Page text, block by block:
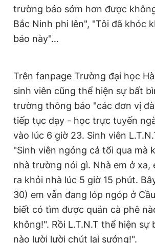
trường báo sớm hơn được
Bắc Ninh phi lên", "Tôi đã khóc
báo này"…
Trên fanpage Trường đại học
sinh viên cũng thể hiện sự bất
trường thông báo "các đơn vị
tiếp tục dạy - học trực tuyến
vào lúc 6 giờ 23. Sinh viên
"Sinh viên ngóng cả tối qua mà
nhà trường nói gì. Nhà em ở xa,
ra khỏi nhà lúc 5 giờ 15 phút.
30) em vẫn đang lóp ngóp ở
biết có tìm được quán cà phê
không!". Rồi L.T.N.T thể hiện sự
nào lười lười chút lại sướng!".